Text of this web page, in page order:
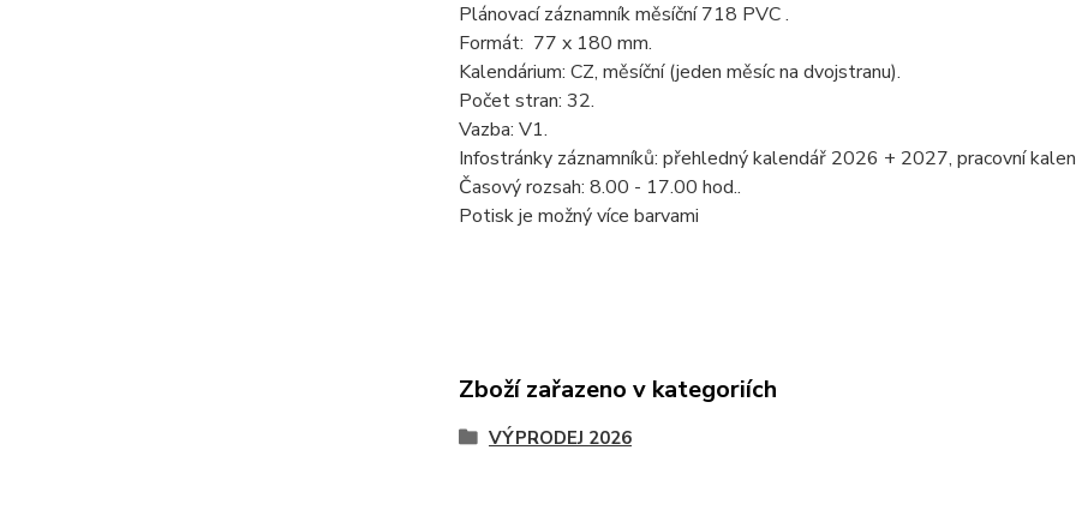
Plánovací záznamník měsíční 718 PVC .
Formát: 77 x 180 mm.
Kalendárium: CZ, měsíční (jeden měsíc na dvojstranu).
Počet stran: 32.
Vazba: V1.
Infostránky záznamníků: přehledný kalendář 2026 + 2027, pracovní
Časový rozsah: 8.00 - 17.00 hod..
Potisk je možný více barvami
Zboží zařazeno v kategoriích
VÝPRODEJ 2026